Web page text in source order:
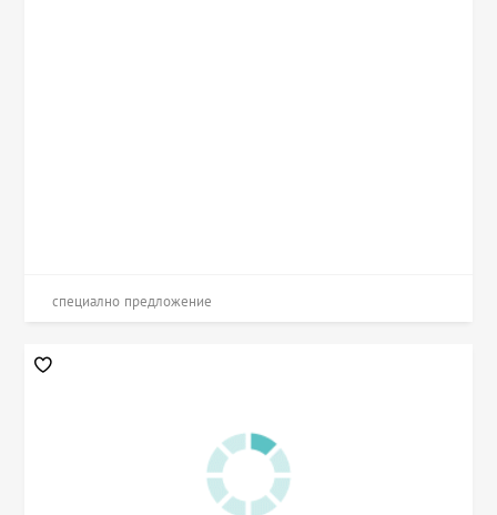
специално предложение